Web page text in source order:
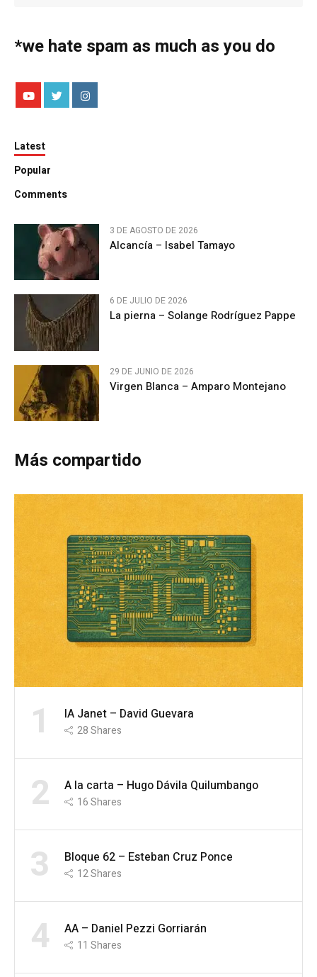
*we hate spam as much as you do
Latest
Popular
Comments
3 DE AGOSTO DE 2026
Alcancía – Isabel Tamayo
6 DE JULIO DE 2026
La pierna – Solange Rodríguez Pappe
29 DE JUNIO DE 2026
Virgen Blanca – Amparo Montejano
Más compartido
1 IA Janet – David Guevara
28Shares
2 A la carta – Hugo Dávila Quilumbango
16Shares
3 Bloque 62 – Esteban Cruz Ponce
12Shares
4 AA – Daniel Pezzi Gorriarán
11 Shares